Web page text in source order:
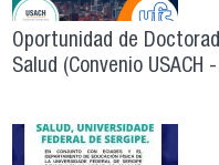
Oportunidad de
Salud (Convenio USACH